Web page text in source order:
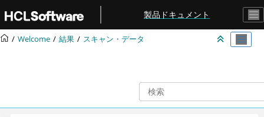
メインコンテンツにジャンプ
製品ドキュメント
Welcome 結果 スキャン・データ